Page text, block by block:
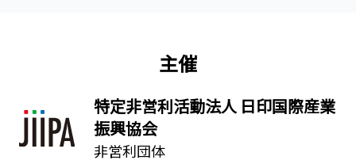
主催
特定非営利活動法人 日印国際産業
振興協会
非営利団体